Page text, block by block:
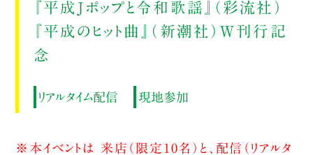
『平成Jポップと令和歌謡』（彩流社）
『平成のヒット曲』（新潮社）W刊行記
念
リアルタイム配信 現地参加
※本イベントは 来店（限定10名）と、配信（リアルタ